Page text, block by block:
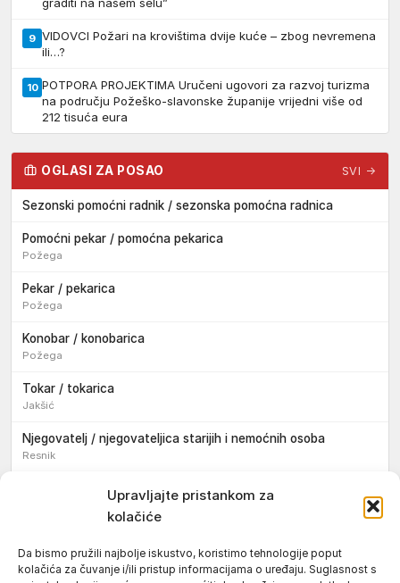
Upravljajte pristankom za
kolačiće
Da bismo pružili najbolje iskustvo, koristimo tehnologije poput
kolačića za čuvanje i/ili pristup informacijama o uređaju. Suglasnost s
9 VIDOVCI Požari na krovištima dvije kuće – zbog nevremena
ili…?
10 POTPORA PROJEKTIMA Uručeni ugovori za razvoj turizma
na području Požeško-slavonske županije vrijedni više od
212 tisuća eura
OGLASI ZA POSAO SVI →
Sezonski pomoćni radnik / sezonska pomoćna radnica
Pomoćni pekar / pomoćna pekarica
Požega
Pekar / pekarica
Požega
Konobar / konobarica
Požega
Tokar / tokarica
Jakšić
Njegovatelj / njegovateljica starijih i nemoćnih osoba
Resnik
Konobar / konobarica
Jakšić